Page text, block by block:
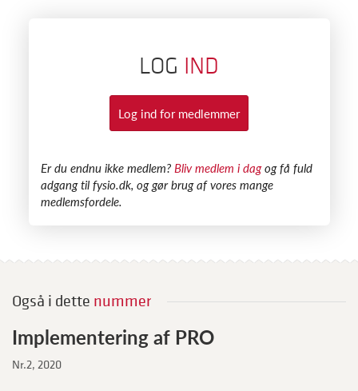
LOG IND
Log ind for medlemmer
​Er du endnu ikke medlem? Bliv medlem i dagog få fuld
adgang til fysio.dk, og gør brug af vores mange
medlemsfordele.
Også i dette nummer
Implementering af PRO
Nr.2, 2020